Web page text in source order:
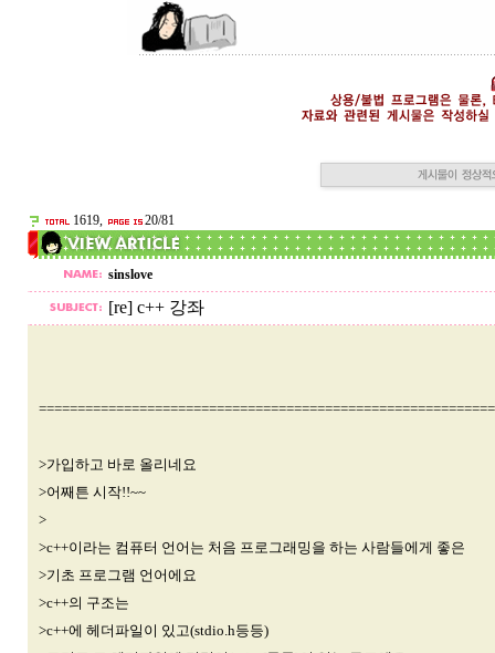
1619, 20/81
sinslove
[re] c++ 강좌
>가입하고 바로 올리네요
>어째튼 시작!!~~
>
>c++이라는 컴퓨터 언어는 처음 프로그래밍을 하는 사람들에게 좋은
>기초 프로그램 언어에요
>c++의 구조는
>c++에 헤더파일이 있고(stdio.h등등)